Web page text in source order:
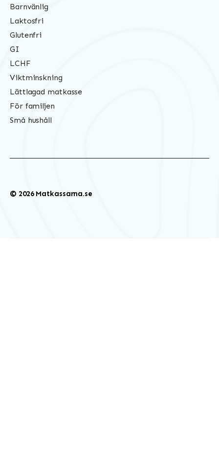
Barnvänlig
Laktosfri
Glutenfri
GI
LCHF
Viktminskning
Lättlagad matkasse
För familjen
Små hushåll
© 2026 Matkassarna.se